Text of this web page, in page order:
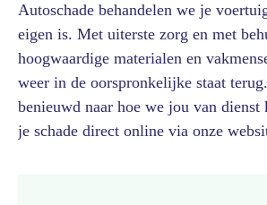
Autoschade behandelen we je
eigen is. Met uiterste zorg en met
hoogwaardige materialen en
weer in de oorspronkelijke staat
benieuwd naar hoe we jou van
je schade direct online via onze